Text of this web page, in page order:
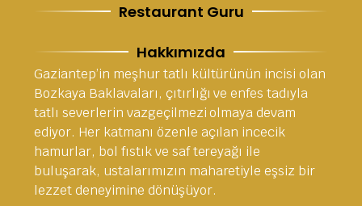
Restaurant Guru
Hakkımızda
Gaziantep’in meşhur tatlı kültürünün incisi olan
Bozkaya Baklavaları, çıtırlığı ve enfes tadıyla
tatlı severlerin vazgeçilmezi olmaya devam
ediyor. Her katmanı özenle açılan incecik
hamurlar, bol fıstık ve saf tereyağı ile
buluşarak, ustalarımızın maharetiyle eşsiz bir
lezzet deneyimine dönüşüyor.